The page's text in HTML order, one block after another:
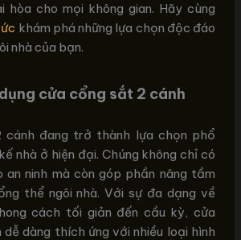
hòa cho mọi không gian. Hãy cùng
khám phá những lựa chọn độc đáo
nhà của bạn.
cửa cổng sắt 2 cánh
cánh đang trở thành lựa chọn phổ
nhà ở hiện đại. Chúng không chỉ có
ninh mà còn góp phần nâng tầm
thể ngôi nhà. Với sự đa dạng về
cách tối giản đến cầu kỳ, cửa
dàng thích ứng với nhiều loại hình